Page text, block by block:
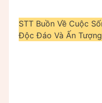
STT Buồn Về Cuộc
Độc Đáo Và Ấn